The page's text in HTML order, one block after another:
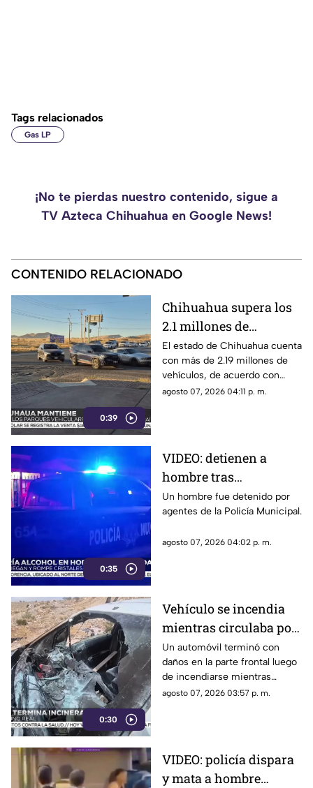
Tags relacionados
Gas LP
¡No te pierdas nuestro contenido, sigue a
TV Azteca Chihuahua en Google News!
CONTENIDO RELACIONADO
0:39
Chihuahua supera los
2.1 millones de
vehículos registrados:
¿Qué municipio
concentra el mayor
parque vehicular?
El estado de Chihuahua cuenta
con más de 2.19 millones de
vehículos, de acuerdo con
cifras del INEGI.
agosto 07, 2026 04:11 p. m.
0:35
VIDEO: detienen a
hombre tras
presuntamente causar
daños en tienda de
Un hombre fue detenido por
agentes de la Policía Municipal.
agosto 07, 2026 04:02 p. m.
0:30
Vehículo se incendia
mientras circulaba por
calles de Ciudad Juárez
| VIDEO
Un automóvil terminó con
daños en la parte frontal luego
de incendiarse mientras
circulaba por el Camino Real.
agosto 07, 2026 03:57 p. m.
VIDEO: policía dispara
y mata a hombre